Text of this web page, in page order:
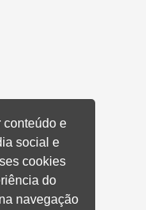
conteúdo e
social e
cookies
do
navegação